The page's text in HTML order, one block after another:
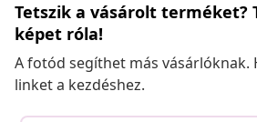
Tetszik a vásárolt terméket?
képet róla!
A fotód segíthet más vásárlóknak.
linket a kezdéshez.